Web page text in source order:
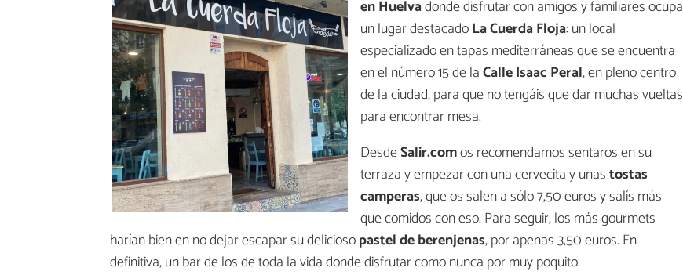
en Huelvadonde disfrutar con amigos y familiares ocupa
un lugar destacadoLa Cuerda Floja: un local
especializado en tapas mediterráneas que se encuentra
en el número 15 de laCalle Isaac Peral, en pleno centro
de la ciudad, para que no tengáis que dar muchas vueltas
para encontrar mesa.
DesdeSalir.comos recomendamos sentaros en su
terraza y empezar con una cervecita y unastostas
camperas, que os salen a sólo 7,50 euros y salís más
que comidos con eso. Para seguir, los más gourmets
harían bien en no dejar escapar su deliciosopastel de berenjenas, por apenas 3,50 euros. En
definitiva, un bar de los de toda la vida donde disfrutar como nunca por muy poquito.